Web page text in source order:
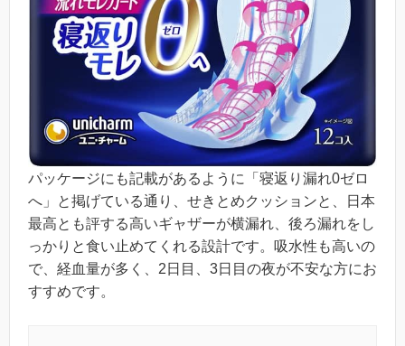
パッケージにも記載があるように「寝返り漏れ0ゼロ
へ」と掲げている通り、せきとめクッションと、日本
最高とも評する高いギャザーが横漏れ、後ろ漏れをし
っかりと食い止めてくれる設計です。吸水性も高いの
で、経血量が多く、2日目、3日目の夜が不安な方にお
すすめです。